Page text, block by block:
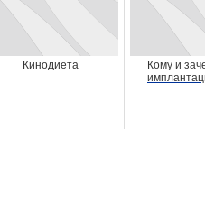
Кинодиета
Кому и